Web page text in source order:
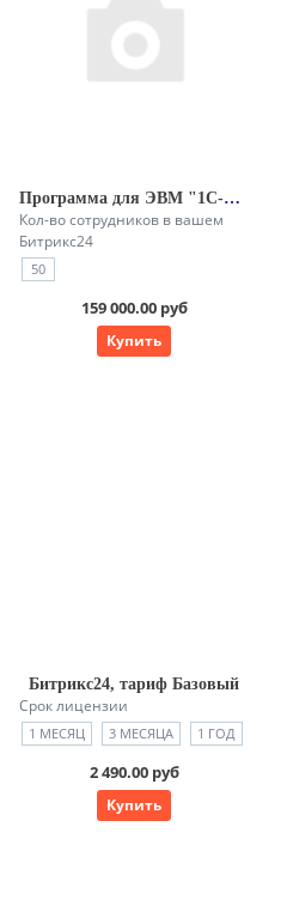
Программа для ЭВМ "1С-Битрикс24". Лицензия Корпоративный портал - 50 (12 мес.)
Кол-во сотрудников в вашем
Битрикс24
50
159 000.00 руб
Купить
Битрикс24, тариф Базовый
Срок лицензии
1 МЕСЯЦ 3 МЕСЯЦА 1 ГОД
2 490.00 руб
Купить